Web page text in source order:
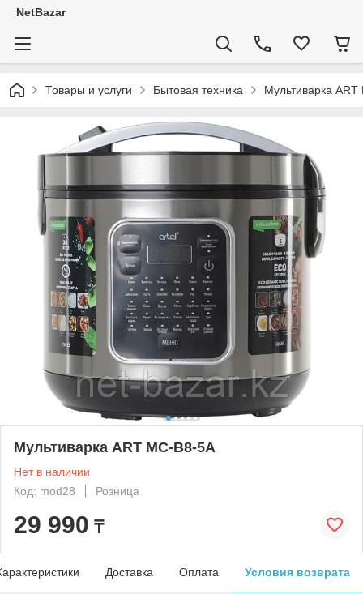
NetBazar
Товары и услуги Бытовая техника Мультиварка ART
Мультиварка ART MC-B8-5A
Нет в наличии
Код: mod28
Розница
29 990 ₸
Доставка Оплата Условия возврата